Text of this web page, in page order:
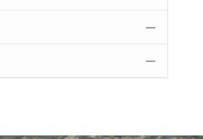
—
—